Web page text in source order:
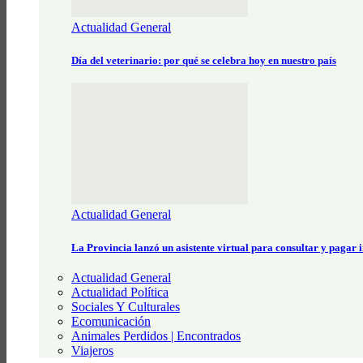
Actualidad General
Día del veterinario: por qué se celebra hoy en nuestro país
Actualidad General
La Provincia lanzó un asistente virtual para consultar y pagar
Actualidad General
Actualidad Política
Sociales Y Culturales
Ecomunicación
Animales Perdidos | Encontrados
Viajeros